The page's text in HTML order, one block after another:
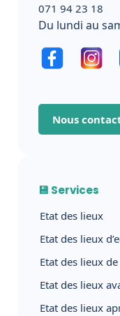
071 94 23 18
Du lundi au
Nous
💾 Services
Etat des lieux
Etat des lieux
Etat des lieux
Etat des lieux
Etat des lieux